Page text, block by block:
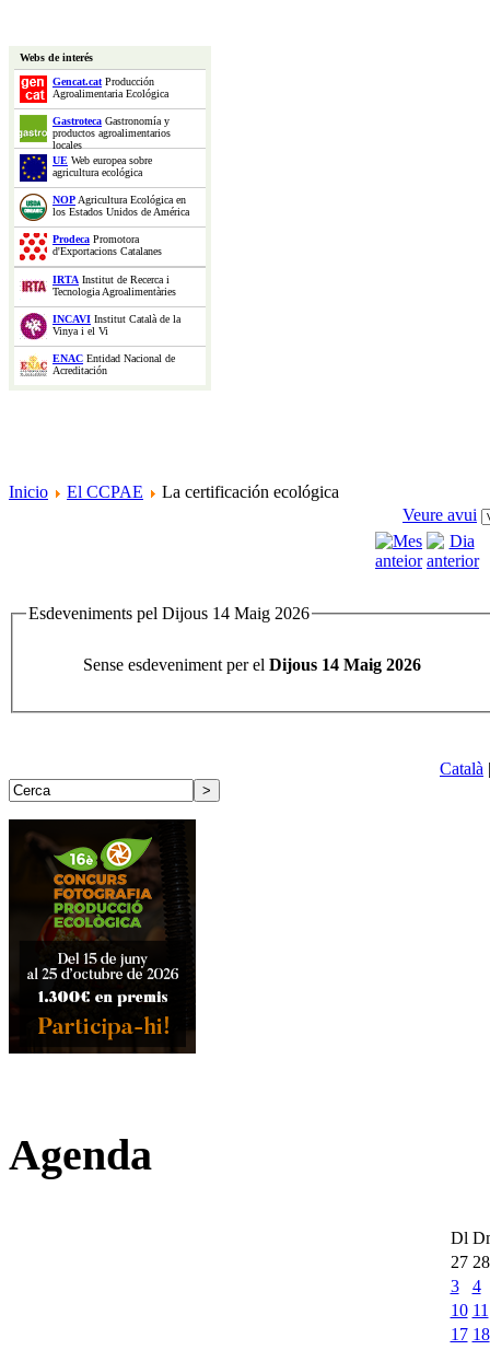
Webs de interés
Gencat.catProducción
Agroalimentaria Ecológica
Gastroteca Gastronomía y
productos agroalimentarios
locales
UE Web europea sobre
agricultura ecológica
NOPAgricultura Ecológica en
los Estados Unidos de América
Prodeca Promotora
d'Exportacions Catalanes
IRTA Institut de Recerca i
Tecnologia Agroalimentàries
INCAVI Institut Català de la
Vinya i el Vi
ENAC Entidad Nacional de
Acreditación
Inicio El CCPAE
La certificación ecológica
Veure avui
Esdeveniments pel Dijous 14 Maig 2026
Sense esdeveniment per el Dijous 14 Maig 2026
Català
Agenda
Dl
27 28
3
4
10 11
17 18